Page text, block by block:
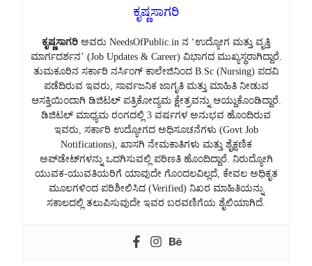
ಕೃಷ್ಣಸಾಗರಿ
ಕೃಷ್ಣಸಾಗರಿ ಅವರು NeedsOfPublic.in ನ ‘ಉದ್ಯೋಗ ಮತ್ತು ವೃತ್ತಿ
ಮಾರ್ಗದರ್ಶನ’ (Job Updates & Career) ವಿಭಾಗದ ಮುಖ್ಯಸ್ಥರಾಗಿದ್ದಾರೆ.
ತುಮಕೂರಿನ ಸರ್ಕಾರಿ ನರ್ಸಿಂಗ್ ಕಾಲೇಜಿನಿಂದ B.Sc (Nursing) ಪದವಿ
ಪಡೆದಿರುವ ಇವರು, ಸಾರ್ವಜನಿಕ ಜಾಗೃತಿ ಮತ್ತು ಮಾಹಿತಿ ನೀಡುವ
ಆಸಕ್ತಿಯಿಂದಾಗಿ ಡಿಜಿಟಲ್ ಪತ್ರಿಕೋದ್ಯಮ ಕ್ಷೇತ್ರವನ್ನು ಆಯ್ದುಕೊಂಡಿದ್ದಾರೆ.
ಡಿಜಿಟಲ್ ಮಾಧ್ಯಮ ರಂಗದಲ್ಲಿ 3 ವರ್ಷಗಳ ಅನುಭವ ಹೊಂದಿರುವ
ಇವರು, ಸರ್ಕಾರಿ ಉದ್ಯೋಗದ ಅಧಿಸೂಚನೆಗಳು (Govt Job
Notifications), ಖಾಸಗಿ ನೇಮಕಾತಿಗಳು ಮತ್ತು ಶೈಕ್ಷಣಿಕ
ಅಪ್‌ಡೇಟ್‌ಗಳನ್ನು ಒದಗಿಸುವಲ್ಲಿ ಪರಿಣತಿ ಹೊಂದಿದ್ದಾರೆ. ನಿರುದ್ಯೋಗಿ
ಯುವಕ-ಯುವತಿಯರಿಗೆ ಯಾವುದೇ ಗೊಂದಲವಿಲ್ಲದೆ, ಕೇವಲ ಅಧಿಕೃತ
ಮೂಲಗಳಿಂದ ಪರಿಶೀಲಿಸಿದ (Verified) ನಿಖರ ಮಾಹಿತಿಯನ್ನು
ಸಕಾಲದಲ್ಲಿ ತಲುಪಿಸುವುದೇ ಇವರ ಬರವಣಿಗೆಯ ಶೈಲಿಯಾಗಿದೆ.